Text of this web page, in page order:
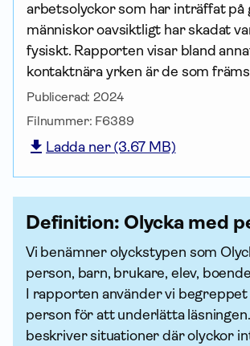
arbetsolyckor som har inträffat på
människor oavsiktligt har skadat
fysiskt. Rapporten visar bland
kontaktnära yrken är de som
Publicerad:2024
Filnummer: F6389
Ladda ner (3.67 MB)
Definition: Olycka med
Vi benämner olyckstypen som
person, barn, brukare, elev,
I rapporten använder vi begreppet
person för att underlätta
beskriver situationer där olyckor